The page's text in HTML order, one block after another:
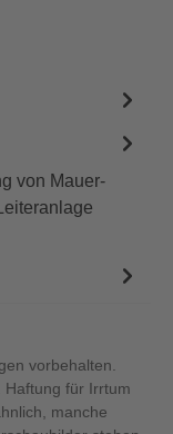
von Mauer­
vorbehalten.
für Irrtum
manche